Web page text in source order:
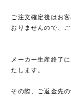
ご注文確定後はお
おりませんので、
メーカー生産終了
たします。
その際、ご返金先